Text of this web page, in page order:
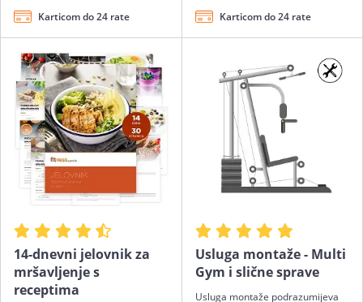
Karticom do 24 rate Karticom do 24 rate
14-dnevni jelovnik za
mršavljenje s
receptima
Usluga montaže - Multi
Gym i slične sprave
Usluga montaže podrazumijeva